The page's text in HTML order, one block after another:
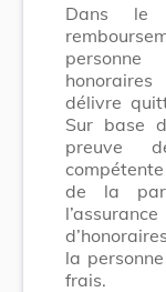
Dans le
délivre
Sur base
preuve
de la
la
frais.